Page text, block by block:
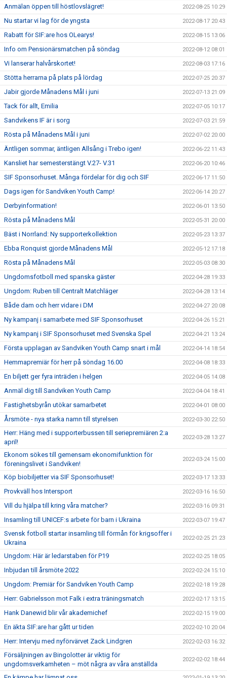
Anmälan öppen till höstlovslägret! 2022-08-25 10:29
Nu startar vi lag för de yngsta 2022-08-17 20:43
Rabatt för SIF:are hos OLearys! 2022-08-15 13:06
Info om Pensionärsmatchen på söndag 2022-08-12 08:01
Vi lanserar halvårskortet! 2022-08-03 17:16
Stötta herrarna på plats på lördag 2022-07-25 20:37
Jabir gjorde Månadens Mål i juni 2022-07-13 21:09
Tack för allt, Emilia 2022-07-05 10:17
Sandvikens IF är i sorg 2022-07-03 21:59
Rösta på Månadens Mål i juni 2022-07-02 20:00
Äntligen sommar, äntligen Allsång i Trebo igen! 2022-06-22 11:43
Kansliet har semesterstängt V.27- V.31 2022-06-20 10:46
SIF Sponsorhuset. Många fördelar för dig och SIF 2022-06-17 11:50
Dags igen för Sandviken Youth Camp! 2022-06-14 20:27
Derbyinformation! 2022-06-01 13:50
Rösta på Månadens Mål 2022-05-31 20:00
Bäst i Norrland: Ny supporterkollektion 2022-05-23 13:37
Ebba Ronquist gjorde Månadens Mål 2022-05-12 17:18
Rösta på Månadens Mål 2022-05-03 08:30
Ungdomsfotboll med spanska gäster 2022-04-28 19:33
Ungdom: Ruben till Centralt Matchläger 2022-04-28 13:14
Både dam och herr vidare i DM 2022-04-27 20:08
Ny kampanj i samarbete med SIF Sponsorhuset 2022-04-26 15:21
Ny kampanj i SIF Sponsorhuset med Svenska Spel 2022-04-21 13:24
Första upplagan av Sandviken Youth Camp snart i mål 2022-04-14 18:54
Hemmapremiär för herr på söndag 16.00 2022-04-08 18:33
En biljett ger fyra inträden i helgen 2022-04-05 14:08
Anmäl dig till Sandviken Youth Camp 2022-04-04 18:41
Fastighetsbyrån utökar samarbetet 2022-04-01 08:00
Årsmöte - nya starka namn till styrelsen 2022-03-30 22:50
Herr: Häng med i supporterbussen till seriepremiären 2:a
april!
2022-03-28 13:27
Ekonom sökes till gemensam ekonomifunktion för
föreningslivet i Sandviken!
2022-03-24 15:00
Köp biobiljetter via SIF Sponsorhuset! 2022-03-17 13:33
Provkväll hos Intersport 2022-03-16 16:50
Vill du hjälpa till kring våra matcher? 2022-03-16 09:31
Insamling till UNICEF:s arbete för barn i Ukraina 2022-03-07 19:47
Svensk fotboll startar insamling till förmån för krigsoffer i
Ukraina
2022-02-25 21:23
Ungdom: Här är ledarstaben för P19 2022-02-25 18:05
Inbjudan till årsmöte 2022 2022-02-24 15:10
Ungdom: Premiär för Sandviken Youth Camp 2022-02-18 19:28
Herr: Gabrielsson mot Falk i extra träningsmatch 2022-02-17 13:15
Hank Danewid blir vår akademichef 2022-02-15 19:00
En äkta SIF:are har gått ur tiden 2022-02-10 20:04
Herr: Intervju med nyförvärvet Zack Lindgren 2022-02-03 16:32
Försäljningen av Bingolotter är viktig för
ungdomsverkamheten – möt några av våra anställda
2022-02-02 18:44